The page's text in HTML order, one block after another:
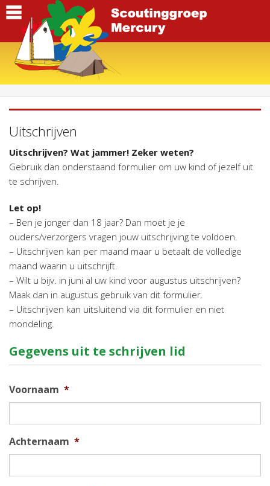
Uitschrijven
Uitschrijven? Wat jammer! Zeker weten?
Gebruik dan onderstaand formulier om uw kind of jezelf uit
te schrijven.
Let op!
– Ben je jonger dan 18 jaar? Dan moet je je
ouders/verzorgers vragen jouw uitschrijving te voldoen.
– Uitschrijven kan per maand maar u betaalt de volledige
maand waarin u uitschrijft.
– Wilt u bijv. in juni al uw kind voor augustus uitschrijven?
Maak dan in augustus gebruik van dit formulier.
– Uitschrijven kan uitsluitend via dit formulier en niet
mondeling.
Gegevens uit te schrijven lid
Voornaam *
Achternaam *